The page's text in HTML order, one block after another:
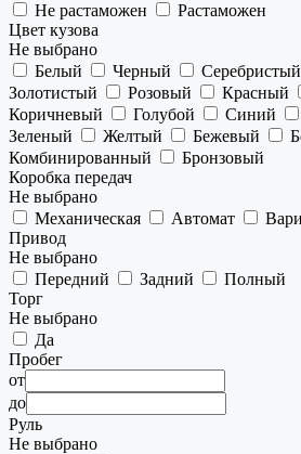
Не растаможен
Растаможен
Цвет кузова
Не выбрано
Белый
Черный Серебристый
Золотистый
Розовый Красный
Коричневый
Голубой Синий
Зеленый
Желтый Бежевый
Комбинированный
Бронзовый
Коробка передач
Не выбрано
Механическая
Автомат
Привод
Не выбрано
Передний
Задний
Полный
Торг
Не выбрано
Да
Пробег
от
до
Руль
Не выбрано